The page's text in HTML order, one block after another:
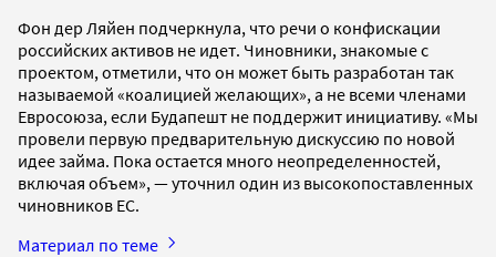
Фон дер Ляйен подчеркнула, что речи о конфискации
российских активов не идет. Чиновники, знакомые с
проектом, отметили, что он может быть разработан так
называемой «коалицией желающих», а не всеми членами
Евросоюза, если Будапешт не поддержит инициативу. «Мы
провели первую предварительную дискуссию по новой
идее займа. Пока остается много неопределенностей,
включая объем», — уточнил один из высокопоставленных
чиновников ЕС.
Материал по теме